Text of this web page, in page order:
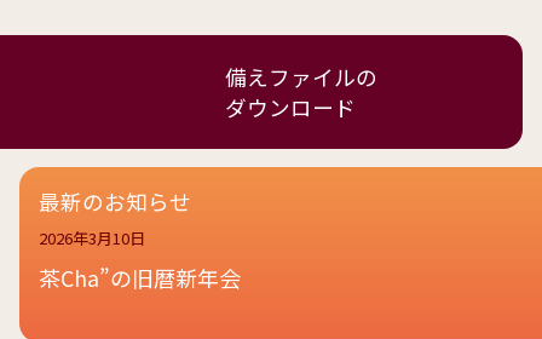
備えファイルの
ダウンロード
最新のお知らせ
2026年3月10日
茶Cha”の旧暦新年会